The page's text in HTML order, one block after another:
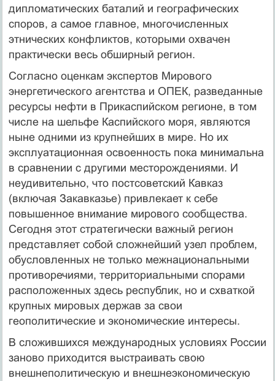
дипломатических баталий и географических
споров, а самое главное, многочисленных
этнических конфликтов, которыми охвачен
практически весь обширный регион.
Согласно оценкам экспертов Мирового
энергетического агентства и ОПЕК, разведанные
ресурсы нефти в Прикаспийском регионе, в том
числе на шельфе Каспийского моря, являются
ныне одними из крупнейших в мире. Но их
эксплуатационная освоенность пока минимальна
в сравнении с другими месторождениями. И
неудивительно, что постсоветский Кавказ
(включая Закавказье) привлекает к себе
повышенное внимание мирового сообщества.
Сегодня этот стратегически важный регион
представляет собой сложнейший узел проблем,
обусловленных не только межнациональными
противоречиями, территориальными спорами
расположенных здесь республик, но и схваткой
крупных мировых держав за свои
геополитические и экономические интересы.
В сложившихся международных условиях России
заново приходится выстраивать свою
внешнеполитическую и внешнеэкономическую